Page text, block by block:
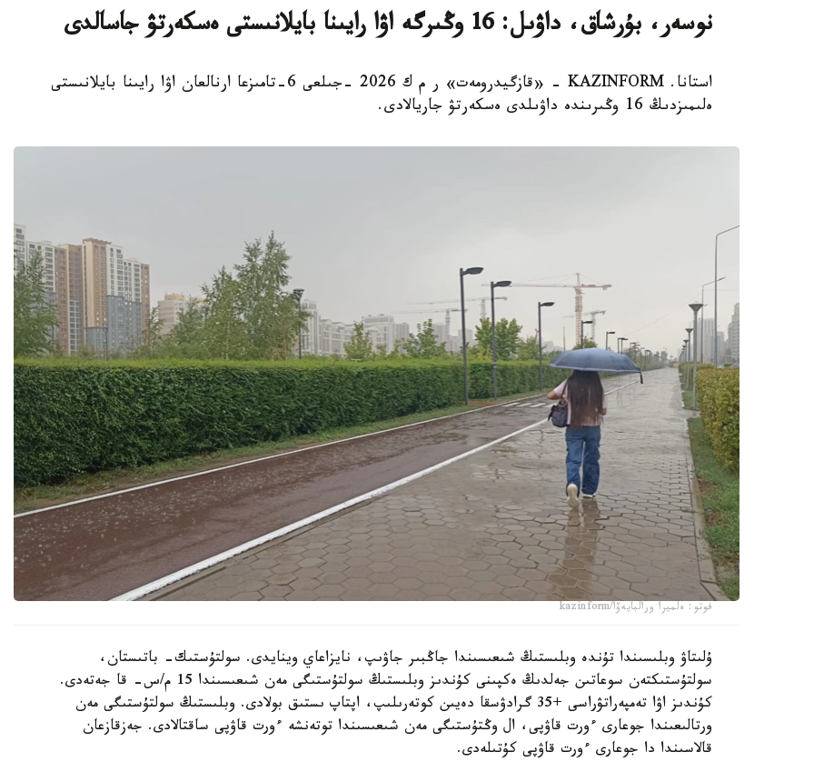
نوسەر، بۇرشاق، داۋىل: 16 وڭىرگە اۋا رايىنا بايلانىستى ەسكەرتۋ جاسالدى
استانا. KAZINFORM - «قازگيدرومەت» ر م ك 2026 -جىلعى 6-تامىزعا ارنالعان اۋا رايىنا بايلانىستى
ەلىمىزدىڭ 16 وڭىرىندە داۋىلدى ەسكەرتۋ جاريالادى.
فوتو: ەلميرا ورالبايەۆا/kazinform
ۇلىتاۋ وبلىسىندا تۇندە وبلىستىڭ شىعىسىندا جاڭبىر جاۋىپ، نايزاعاي وينايدى. سولتۇستىك- باتىستان،
سولتۇستىكتەن سوعاتىن جەلدىڭ ەكپىنى كۇندىز وبلىستىڭ سولتۇستىگى مەن شىعىسىندا 15 م/س- قا جەتەدى.
كۇندىز اۋا تەمپەراتۋراسى +35 گرادۋسقا دەيىن كوتەرىلىپ، اپتاپ ىستىق بولادى. وبلىستىڭ سولتۇستىگى مەن
ورتالىعىندا جوعارى ءورت قاۋپى، ال وڭتۇستىگى مەن شىعىسىندا توتەنشە ءورت قاۋپى ساقتالادى. جەزقازعان
قالاسىندا دا جوعارى ءورت قاۋپى كۇتىلەدى.